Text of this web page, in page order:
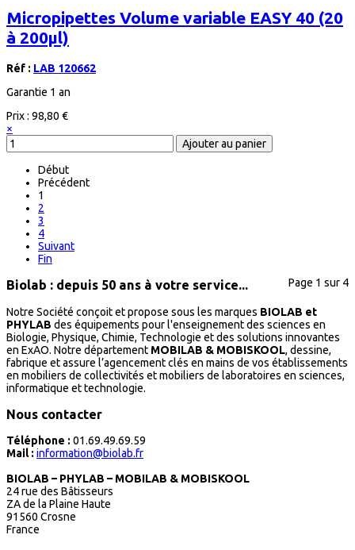
Micropipettes Volume variable EASY 40 (20
à 200µl)
Réf : LAB 120662
Garantie 1 an
Prix : 98,80 €
×
Début
Précédent
1
2
3
4
Suivant
Fin
Page 1 sur 4
Biolab : depuis 50 ans à votre service...
Notre Société conçoit et propose sous les marques BIOLAB et
PHYLAB des équipements pour l'enseignement des sciences en
Biologie, Physique, Chimie, Technologie et des solutions innovantes
en ExAO. Notre département MOBILAB & MOBISKOOL, dessine,
fabrique et assure l’agencement clés en mains de vos établissements
en mobiliers de collectivités et mobiliers de laboratoires en sciences,
informatique et technologie.
Nous contacter
Téléphone : 01.69.49.69.59
Mail : information@biolab.fr
BIOLAB – PHYLAB – MOBILAB & MOBISKOOL
24 rue des Bâtisseurs
ZA de la Plaine Haute
91560 Crosne
France